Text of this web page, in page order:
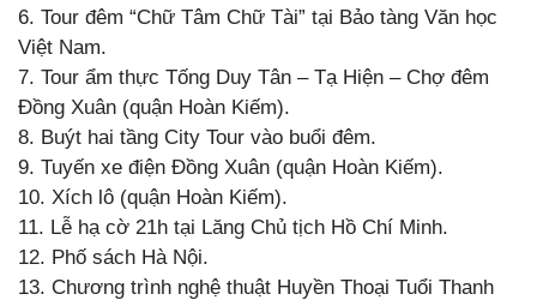
6. Tour đêm “Chữ Tâm Chữ Tài” tại Bảo tàng Văn học
Việt Nam.
7. Tour ẩm thực Tống Duy Tân – Tạ Hiện – Chợ đêm
Đồng Xuân (quận Hoàn Kiếm).
8. Buýt hai tầng City Tour vào buổi đêm.
9. Tuyến xe điện Đồng Xuân (quận Hoàn Kiếm).
10. Xích lô (quận Hoàn Kiếm).
11. Lễ hạ cờ 21h tại Lăng Chủ tịch Hồ Chí Minh.
12. Phố sách Hà Nội.
13. Chương trình nghệ thuật Huyền Thoại Tuổi Thanh